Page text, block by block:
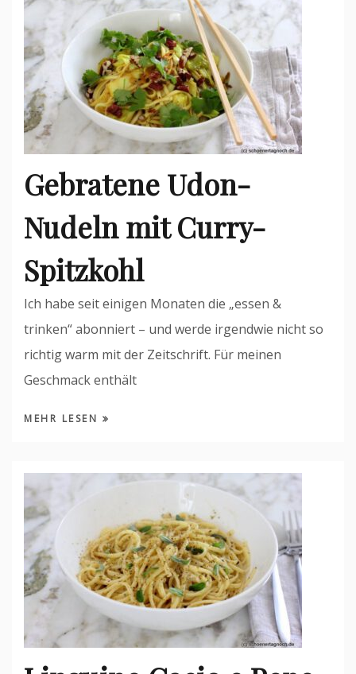
Gebratene Udon-
Nudeln mit Curry-
Spitzkohl
Ich habe seit einigen Monaten die „essen &
trinken“ abonniert – und werde irgendwie nicht so
richtig warm mit der Zeitschrift. Für meinen
Geschmack enthält
MEHR LESEN